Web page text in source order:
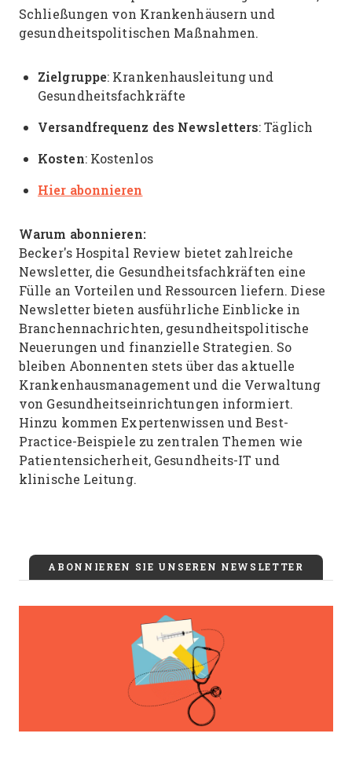
Schließungen von Krankenhäusern und
gesundheitspolitischen Maßnahmen.
Zielgruppe: Krankenhausleitung und
Gesundheitsfachkräfte
Versandfrequenz des Newsletters: Täglich
Kosten: Kostenlos
Hier abonnieren
Warum abonnieren:
Becker's Hospital Review bietet zahlreiche
Newsletter, die Gesundheitsfachkräften eine
Fülle an Vorteilen und Ressourcen liefern. Diese
Newsletter bieten ausführliche Einblicke in
Branchennachrichten, gesundheitspolitische
Neuerungen und finanzielle Strategien. So
bleiben Abonnenten stets über das aktuelle
Krankenhausmanagement und die Verwaltung
von Gesundheitseinrichtungen informiert.
Hinzu kommen Expertenwissen und Best-
Practice-Beispiele zu zentralen Themen wie
Patientensicherheit, Gesundheits-IT und
klinische Leitung.
ABONNIEREN SIE UNSEREN NEWSLETTER